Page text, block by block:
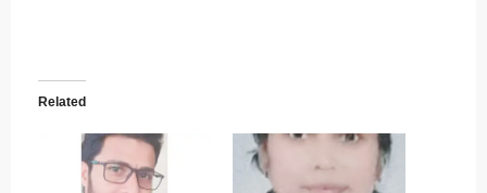
Related